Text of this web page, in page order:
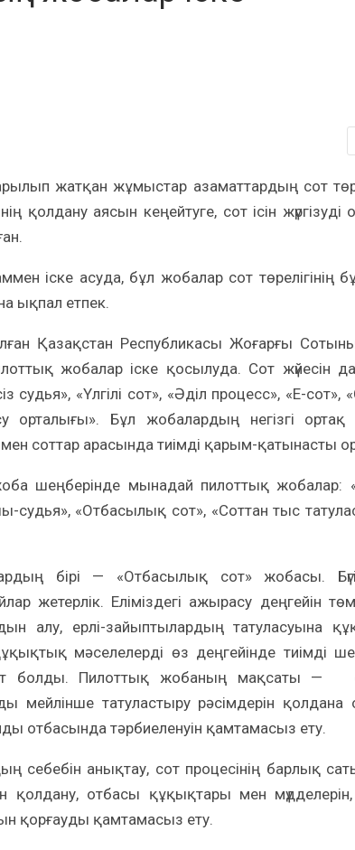
жатқан жұмыстар азаматтардың сот
қолдану аясын кеңейтуге, сот ісін жүргізуді
іске асуда, бұл жобалар сот төрелігінің
ықпал етпек.
Қазақстан Республикасы Жоғарғы
жобалар іске қосылуда. Сот жүйесін
«Үлгілі сот», «Әділ процесс», «Е-сот»,
орталығы». Бұл жобалардың негізгі ортақ
соттар арасында тиімді қарым-қатынасты
шеңберінде мынадай пилоттық жобалар:
судья», «Отбасылық сот», «Соттан тыс
бірі — «Отбасылық сот» жобасы.
жетерлік. Еліміздегі ажырасу деңгейін
алу, ерлі-зайыптылардың татуласуына
мәселелерді өз деңгейінде тиімді
болды. Пилоттық жобаның мақсаты —
мейлінше татуластыру рәсімдерін қолдана
отбасында тәрбиеленуін қамтамасыз ету.
анықтау, сот процесінің барлық
қолдану, отбасы құқықтары мен
қорғауды қамтамасыз ету.